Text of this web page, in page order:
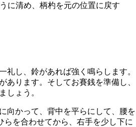
に清め、柄杓を元の位置に戻す
礼し、鈴があれば強く鳴らします。
あります。そしてお賽銭を準備し、
しょう。
向かって、背中を平らにして、腰を
を合わせてから、右手を少し下に